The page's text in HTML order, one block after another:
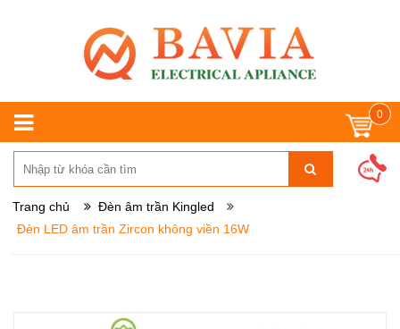
0
Trang chủ
Đèn âm trần Kingled
Đèn LED âm trần Zircon không viền 16W